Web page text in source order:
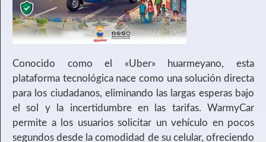
Conocido como el «Uber» huarmeyano, esta
plataforma tecnológica nace como una solución directa
para los ciudadanos, eliminando las largas esperas bajo
el sol y la incertidumbre en las tarifas. WarmyCar
permite a los usuarios solicitar un vehículo en pocos
segundos desde la comodidad de su celular, ofreciendo